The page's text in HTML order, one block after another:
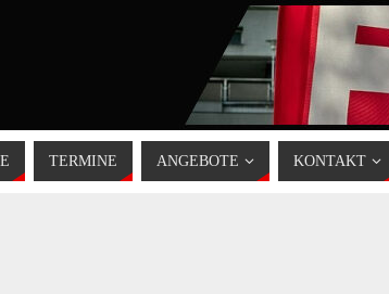
TERMINE ANGEBOTE KONTAKT